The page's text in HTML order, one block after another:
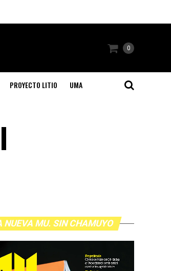
0
PROYECTO LITIO UMA
NUEVA MU. SIN CHAMUYO